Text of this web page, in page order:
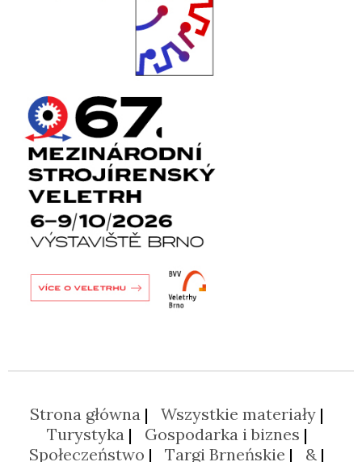
Strona główna
Wszystkie materiały
Turystyka
Gospodarka i biznes
Społeczeństwo
Targi Brneńskie &